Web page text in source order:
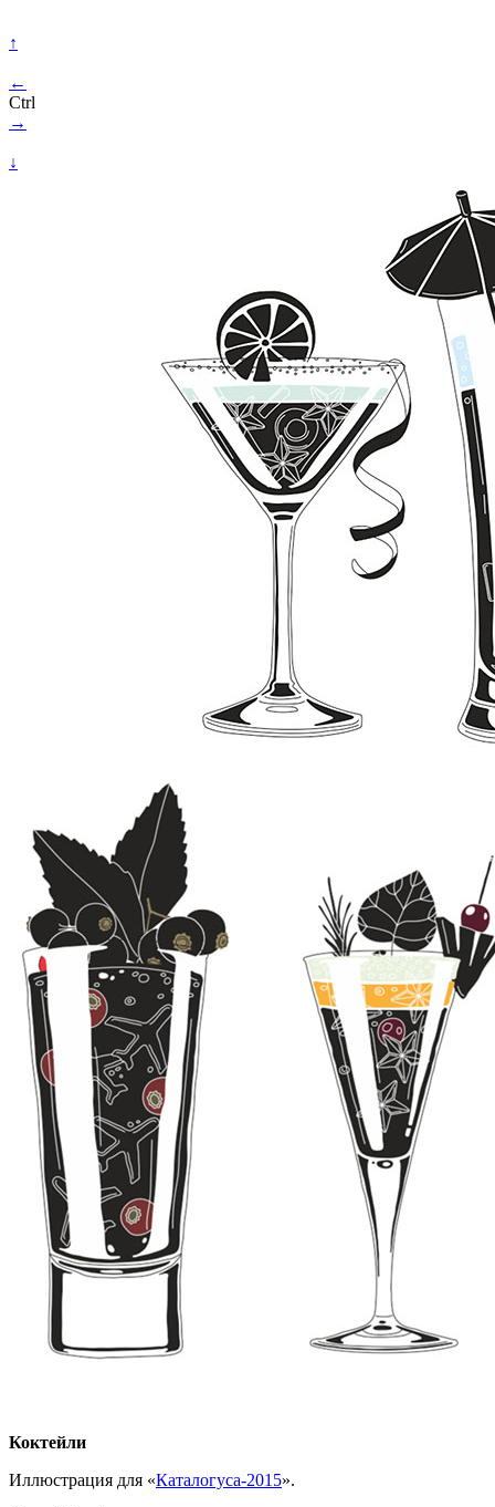
↑
←
Ctrl
→
↓
Коктейли
Иллюстрация для «Каталогуса-2015».